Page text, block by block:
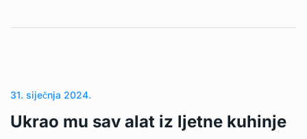
31. siječnja 2024.
Ukrao mu sav alat iz ljetne kuhinje